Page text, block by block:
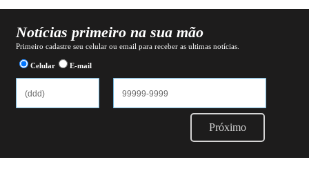
Notícias primeiro na sua mão
Primeiro cadastre seu celular ou email para receber as ultimas notícias.
Celular E-mail
Próximo